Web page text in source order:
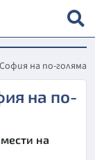
на по-голяма
на по-
на